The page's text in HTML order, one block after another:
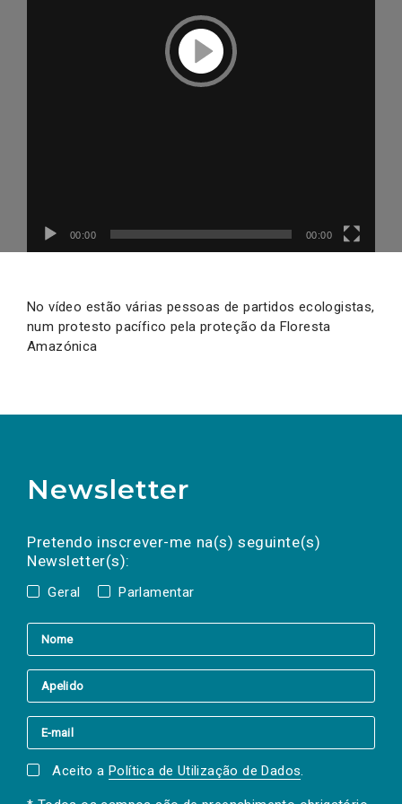
Reproduzir
vídeo
00:00 00:00
No vídeo estão várias pessoas de partidos ecologistas,
num protesto pacífico pela proteção da Floresta
Amazónica
Newsletter
Pretendo inscrever-me na(s) seguinte(s)
Newsletter(s):
Geral Parlamentar
a(s) newsletter(s).
mail
Aceito a Política de Utilização de Dados.